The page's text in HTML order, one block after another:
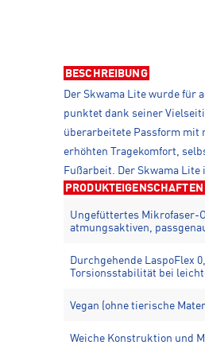
BESCHREIBUNG
Der Skwama Lite wurde für
punktet dank seiner
überarbeitete Passform mit
erhöhten Tragekomfort,
Fußarbeit. Der Skwama
PRODUKTEIGENSCHAFTEN
Ungefüttertes Mikrofaser-
atmungsaktiven,
Durchgehende LaspoFlex
Torsionsstabilität bei
Vegan (ohne tierische
Weiche Konstruktion und